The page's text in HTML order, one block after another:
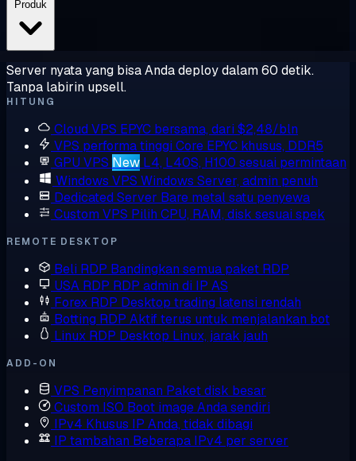
Server nyata yang bisa Anda deploy dalam 60 detik.
Tanpa labirin upsell.
HITUNG
Cloud VPS EPYC bersama, dari $2,48/bln
VPS performa tinggi Core EPYC khusus, DDR5
GPU VPS New L4, L40S, H100 sesuai permintaan
Windows VPS Windows Server, admin penuh
Dedicated Server Bare metal satu penyewa
Custom VPS Pilih CPU, RAM, disk sesuai spek
REMOTE DESKTOP
Beli RDP Bandingkan semua paket RDP
USA RDP RDP admin di IP AS
Forex RDP Desktop trading latensi rendah
Botting RDP Aktif terus untuk menjalankan bot
Linux RDP Desktop Linux, jarak jauh
ADD-ON
VPS Penyimpanan Paket disk besar
Custom ISO Boot image Anda sendiri
IPv4 Khusus IP Anda, tidak dibagi
IP tambahan Beberapa IPv4 per server